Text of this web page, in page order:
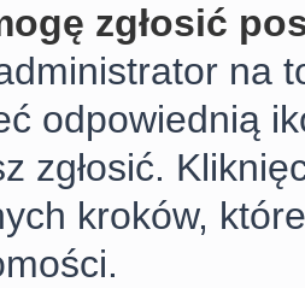
zgłosić
na
odpowiednią
zgłosić.
kroków,